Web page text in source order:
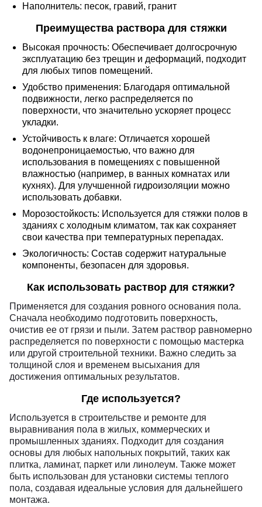
Наполнитель: песок, гравий, гранит
Преимущества раствора для стяжки
Высокая прочность: Обеспечивает долгосрочную
эксплуатацию без трещин и деформаций, подходит
для любых типов помещений.
Удобство применения: Благодаря оптимальной
подвижности, легко распределяется по
поверхности, что значительно ускоряет процесс
укладки.
Устойчивость к влаге: Отличается хорошей
водонепроницаемостью, что важно для
использования в помещениях с повышенной
влажностью (например, в ванных комнатах или
кухнях). Для улучшенной гидроизоляции можно
использовать добавки.
Морозостойкость: Используется для стяжки полов в
зданиях с холодным климатом, так как сохраняет
свои качества при температурных перепадах.
Экологичность: Состав содержит натуральные
компоненты, безопасен для здоровья.
Как использовать раствор для стяжки?
Применяется для создания ровного основания пола.
Сначала необходимо подготовить поверхность,
очистив ее от грязи и пыли. Затем раствор равномерно
распределяется по поверхности с помощью мастерка
или другой строительной техники. Важно следить за
толщиной слоя и временем высыхания для
достижения оптимальных результатов.
Где используется?
Используется в строительстве и ремонте для
выравнивания пола в жилых, коммерческих и
промышленных зданиях. Подходит для создания
основы для любых напольных покрытий, таких как
плитка, ламинат, паркет или линолеум. Также может
быть использован для установки системы теплого
пола, создавая идеальные условия для дальнейшего
монтажа.